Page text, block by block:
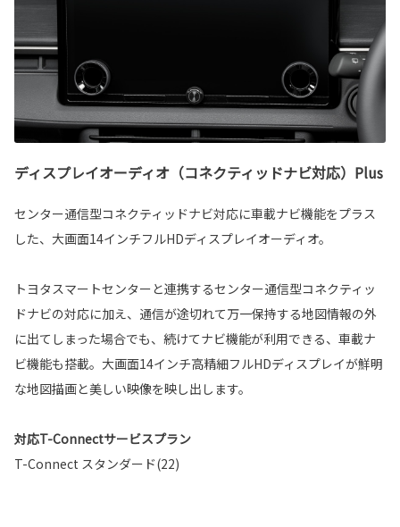
ディスプレイオーディオ（コネクティッドナビ対応）Plus
センター通信型コネクティッドナビ対応に車載ナビ機能をプラス
した、大画面14インチフルHDディスプレイオーディオ。
トヨタスマートセンターと連携するセンター通信型コネクティッ
ドナビの対応に加え、通信が途切れて万一保持する地図情報の外
に出てしまった場合でも、続けてナビ機能が利用できる、車載ナ
ビ機能も搭載。大画面14インチ高精細フルHDディスプレイが鮮明
な地図描画と美しい映像を映し出します。
対応T-Connectサービスプラン
T-Connect スタンダード(22)